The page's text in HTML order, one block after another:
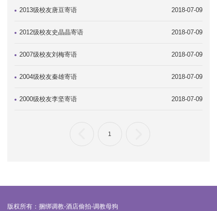
2018-07-09
2013级校友唐豆寄语
2018-07-09
2012级校友史晶晶寄语
2018-07-09
2007级校友刘梅寄语
2018-07-09
2004级校友秦雄寄语
2018-07-09
2000级校友李坚寄语
1
版权所有：捆绑调教-酒店偷拍-调教母狗